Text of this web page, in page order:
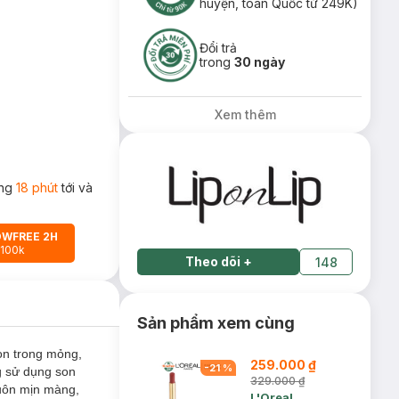
18 phúttới và
2H
trong mỏng,
sử dụng son
mịn màng,
huyện, toàn Quốc từ 249K)
Đổi trả
trong30 ngày
Xem thêm
Theo dõi + 148
Sản phẩm xem cùng
-21% 259.000 ₫
329.000 ₫